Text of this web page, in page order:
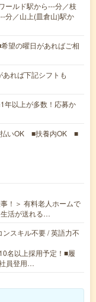
ールド駅から---分／枝
分／山上(皿倉山)駅か
望の曜日があればご相
れば下記シフトも
年以上が多数！応募か
払いOK ■扶養内OK ■
！＞ 有料老人ホームで
活が送れる…
スキル不要 / 英語力不
名以上採用予定！■履
員登用…